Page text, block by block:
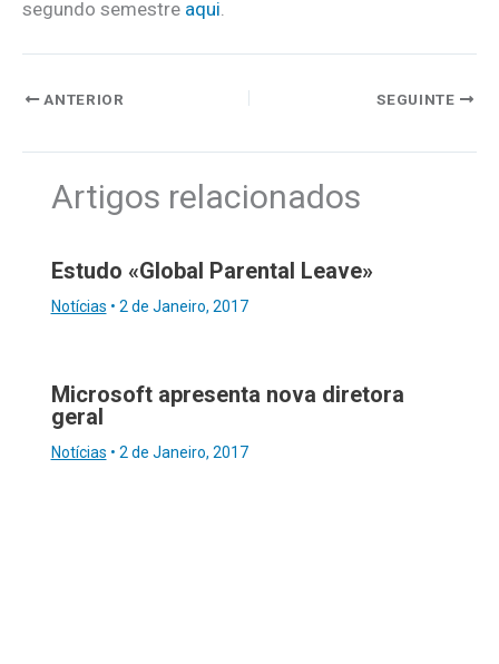
segundo semestre aqui.
ANTERIOR SEGUINTE
Artigos relacionados
Estudo «Global Parental Leave»
Notícias • 2 de Janeiro, 2017
Microsoft apresenta nova diretora
geral
Notícias • 2 de Janeiro, 2017